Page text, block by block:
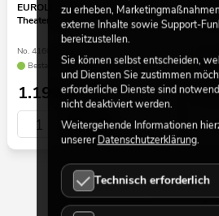
EUROLITE LED THA-250F P.O.
Theater-Spot
No. 41602138
Bestand reicht ca. 12 Wo.
1.199,00€
30 von 48
zu erheben,
externe Inhalte sowie Support-
bereitzustellen.
Sie können selbst entscheiden,
und Diensten Sie zustimmen
erforderliche Dienste sind
nicht deaktiviert werden.
Weitergehende Informationen
unsererDatenschutzerklärung.
Technisch erforderlich